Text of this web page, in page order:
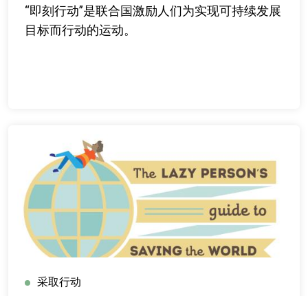
“即刻行动”是联合国激励人们为实现可持续发展
目标而行动的运动。
采取行动